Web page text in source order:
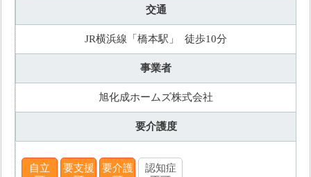
交通
JR横浜線「橋本駅」 徒歩10分
事業者
旭化成ホームズ株式会社
要介護度
自立
要支援
要介護
認知症